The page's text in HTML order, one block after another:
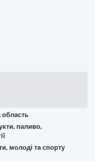
область
паливо,
молоді та спорту